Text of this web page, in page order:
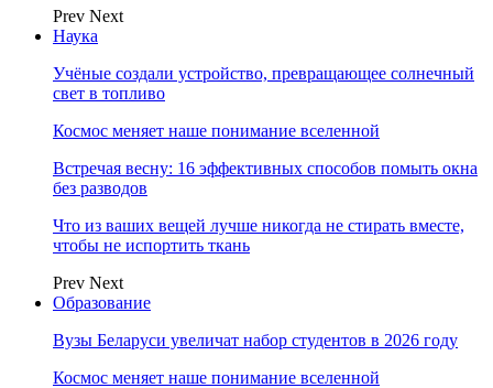
Prev Next
Наука
Учёные создали устройство, превращающее солнечный
свет в топливо
Космос меняет наше понимание вселенной
Встречая весну: 16 эффективных способов помыть окна
без разводов
Что из ваших вещей лучше никогда не стирать вместе,
чтобы не испортить ткань
Prev Next
Образование
Вузы Беларуси увеличат набор студентов в 2026 году
Космос меняет наше понимание вселенной